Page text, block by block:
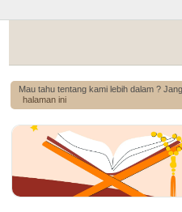
Mau tahu tentang kami lebih dalam ?
halaman ini